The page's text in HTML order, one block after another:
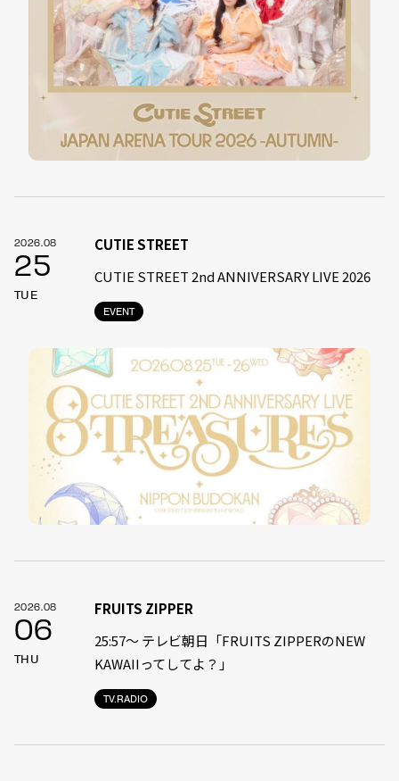
2026.08
25
TUE
EVENT
CUTIE STREET
CUTIE STREET 2nd ANNIVERSARY LIVE 2026
2026.08
06
THU
TV.RADIO
FRUITS ZIPPER
25:57～ テレビ朝日「FRUITS ZIPPERのNEW
KAWAIIってしてよ？」